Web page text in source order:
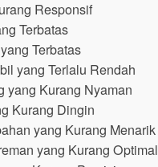
Responsif
Terbatas
Terbatas
yang Terlalu Rendah
yang Kurang Nyaman
Kurang Dingin
yang Kurang Menarik
yang Kurang Optimal